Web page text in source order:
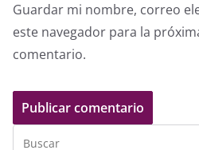
Guardar mi nombre, correo
este navegador para la
comentario.